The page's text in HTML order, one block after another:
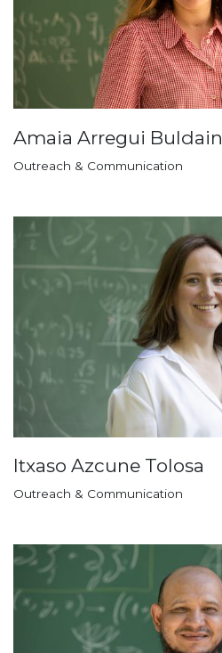
Amaia Arregui Buldain
Outreach & Communication
Itxaso Azcune Tolosa
Outreach & Communication